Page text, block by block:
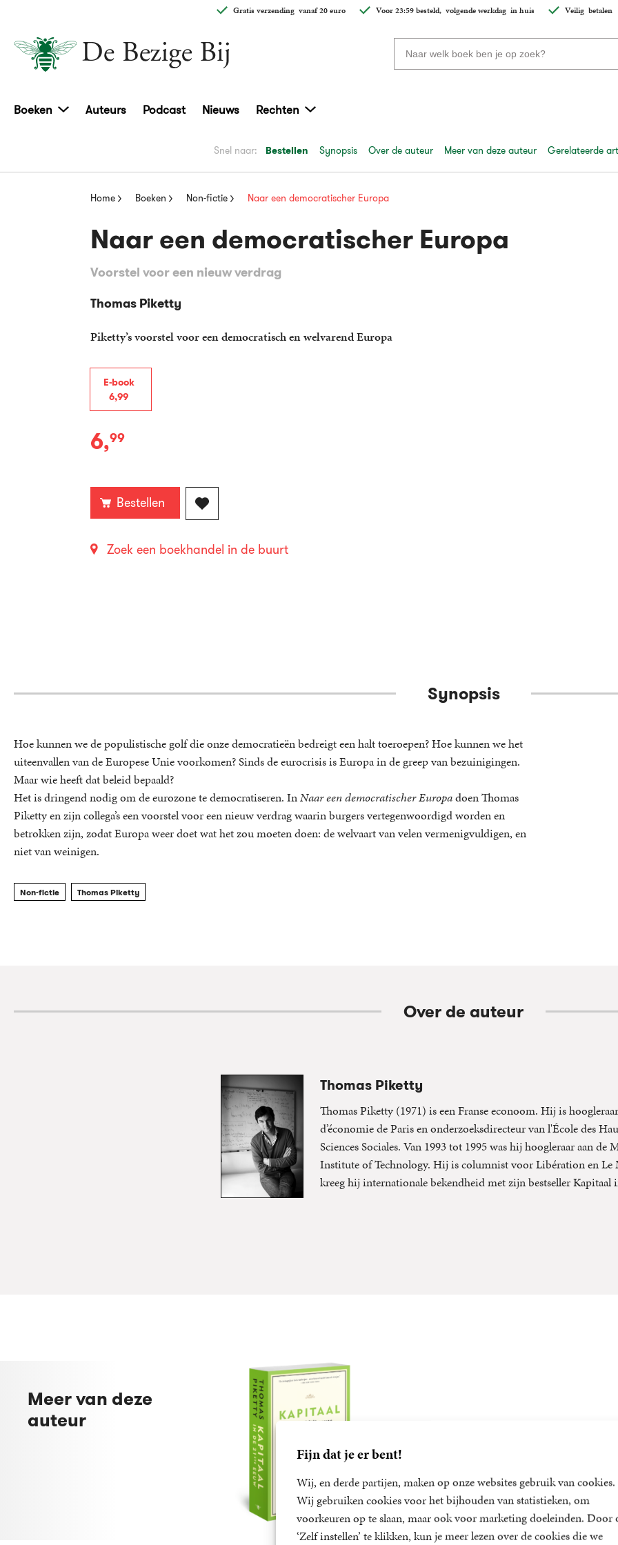
Fijn dat je er bent!
Wij, en derde partijen, maken op onze websites gebruik van cookies.
Wij gebruiken cookies voor het bijhouden van statistieken, om
voorkeuren op te slaan, maar ook voor marketing doeleinden. Door
‘Zelf instellen’ te klikken, kun je meer lezen over de cookies die we
Gratis verzendingvanaf 20 euro Voor 23:59 besteld, volgende werkdagin huis Veiligbetalen
Zoeken
naar
Boeken Auteurs Podcast Nieuws Rechten
Snel naar: Bestellen Synopsis Over de auteur Meer van deze auteur Gerelateerde
Home Boeken Non-fictie Naar een democratischer Europa
Naar een democratischer Europa
Voorstel voor een nieuw verdrag
Thomas Piketty
Piketty’s voorstel voor een democratisch en welvarend Europa
E-book
6,99
E-
6,99
Bestellen
Zoek een boekhandel in de buurt
Synopsis
Hoe kunnen we de populistische golf die onze democratieën bedreigt een halt toeroepen? Hoe kunnen we het
uiteenvallen van de Europese Unie voorkomen? Sinds de eurocrisis is Europa in de greep van bezuinigingen.
Maar wie heeft dat beleid bepaald?
Het is dringend nodig om de eurozone te democratiseren. InNaar een democratischer Europadoen Thomas
Piketty en zijn collega’s een voorstel voor een nieuw verdrag waarin burgers vertegenwoordigd worden en
betrokken zijn, zodat Europa weer doet wat het zou moeten doen: de welvaart van velen vermenigvuldigen, en
niet van weinigen.
Non-fictie Thomas Piketty
Over de auteur
Thomas Piketty
Thomas Piketty (1971) is een Franse econoom. Hij is
d’économie de Paris en onderzoeksdirecteur van l'École des
Sciences Sociales. Van 1993 tot 1995 was hij hoogleraar aan de
Institute of Technology. Hij is columnist voor Libération en Le
kreeg hij internationale bekendheid met zijn bestseller Kapitaal
Meer van deze
auteur